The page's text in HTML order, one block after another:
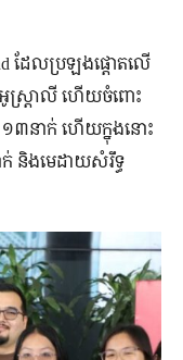
ដែល​ប្រឡង​ផ្ដោត​លើ​
អូស្ត្រាលី ហើយ​ចំពោះ​
៣នាក់ ហើយ​ក្នុង​នោះ​
និង​មេដាយ​សំរឹទ្ធ